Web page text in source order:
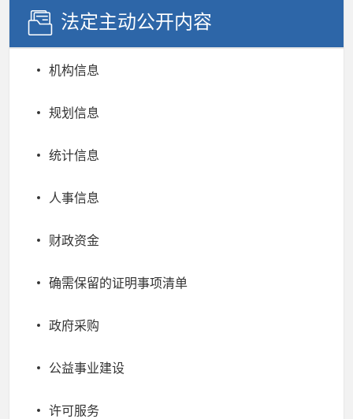
法定主动公开内容
机构信息
规划信息
统计信息
人事信息
财政资金
确需保留的证明事项清单
政府采购
公益事业建设
许可服务